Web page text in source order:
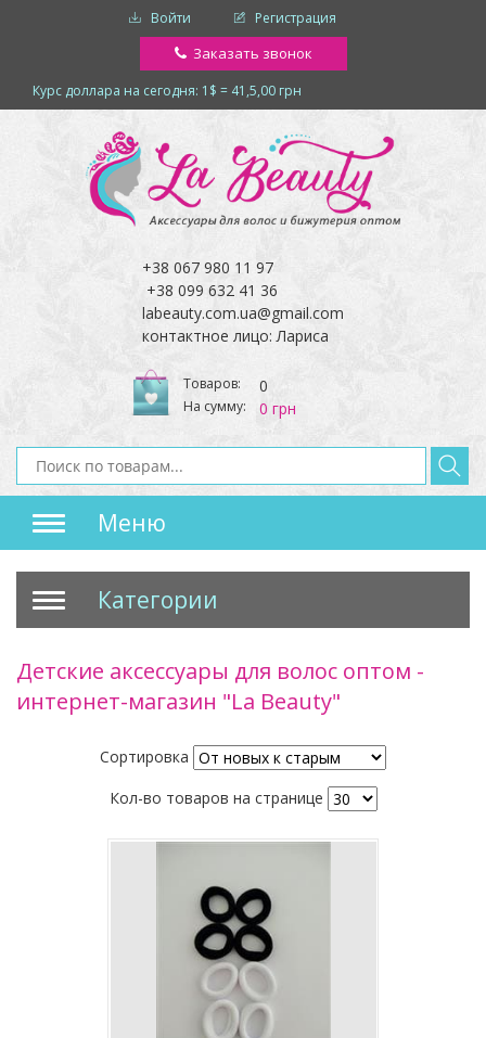
Войти Регистрация
Заказать звонок
Курс доллара на сегодня: 1$ = 41,5,00 грн
+38 067 980 11 97
+38 099 632 41 36
labeauty.com.ua@gmail.com
контактное лицо: Лариса
Товаров: 0
На сумму: 0 грн
Меню
Категории
Детские аксессуары для волос оптом -
интернет-магазин "La Beauty"
Сортировка
Кол-во товаров на странице